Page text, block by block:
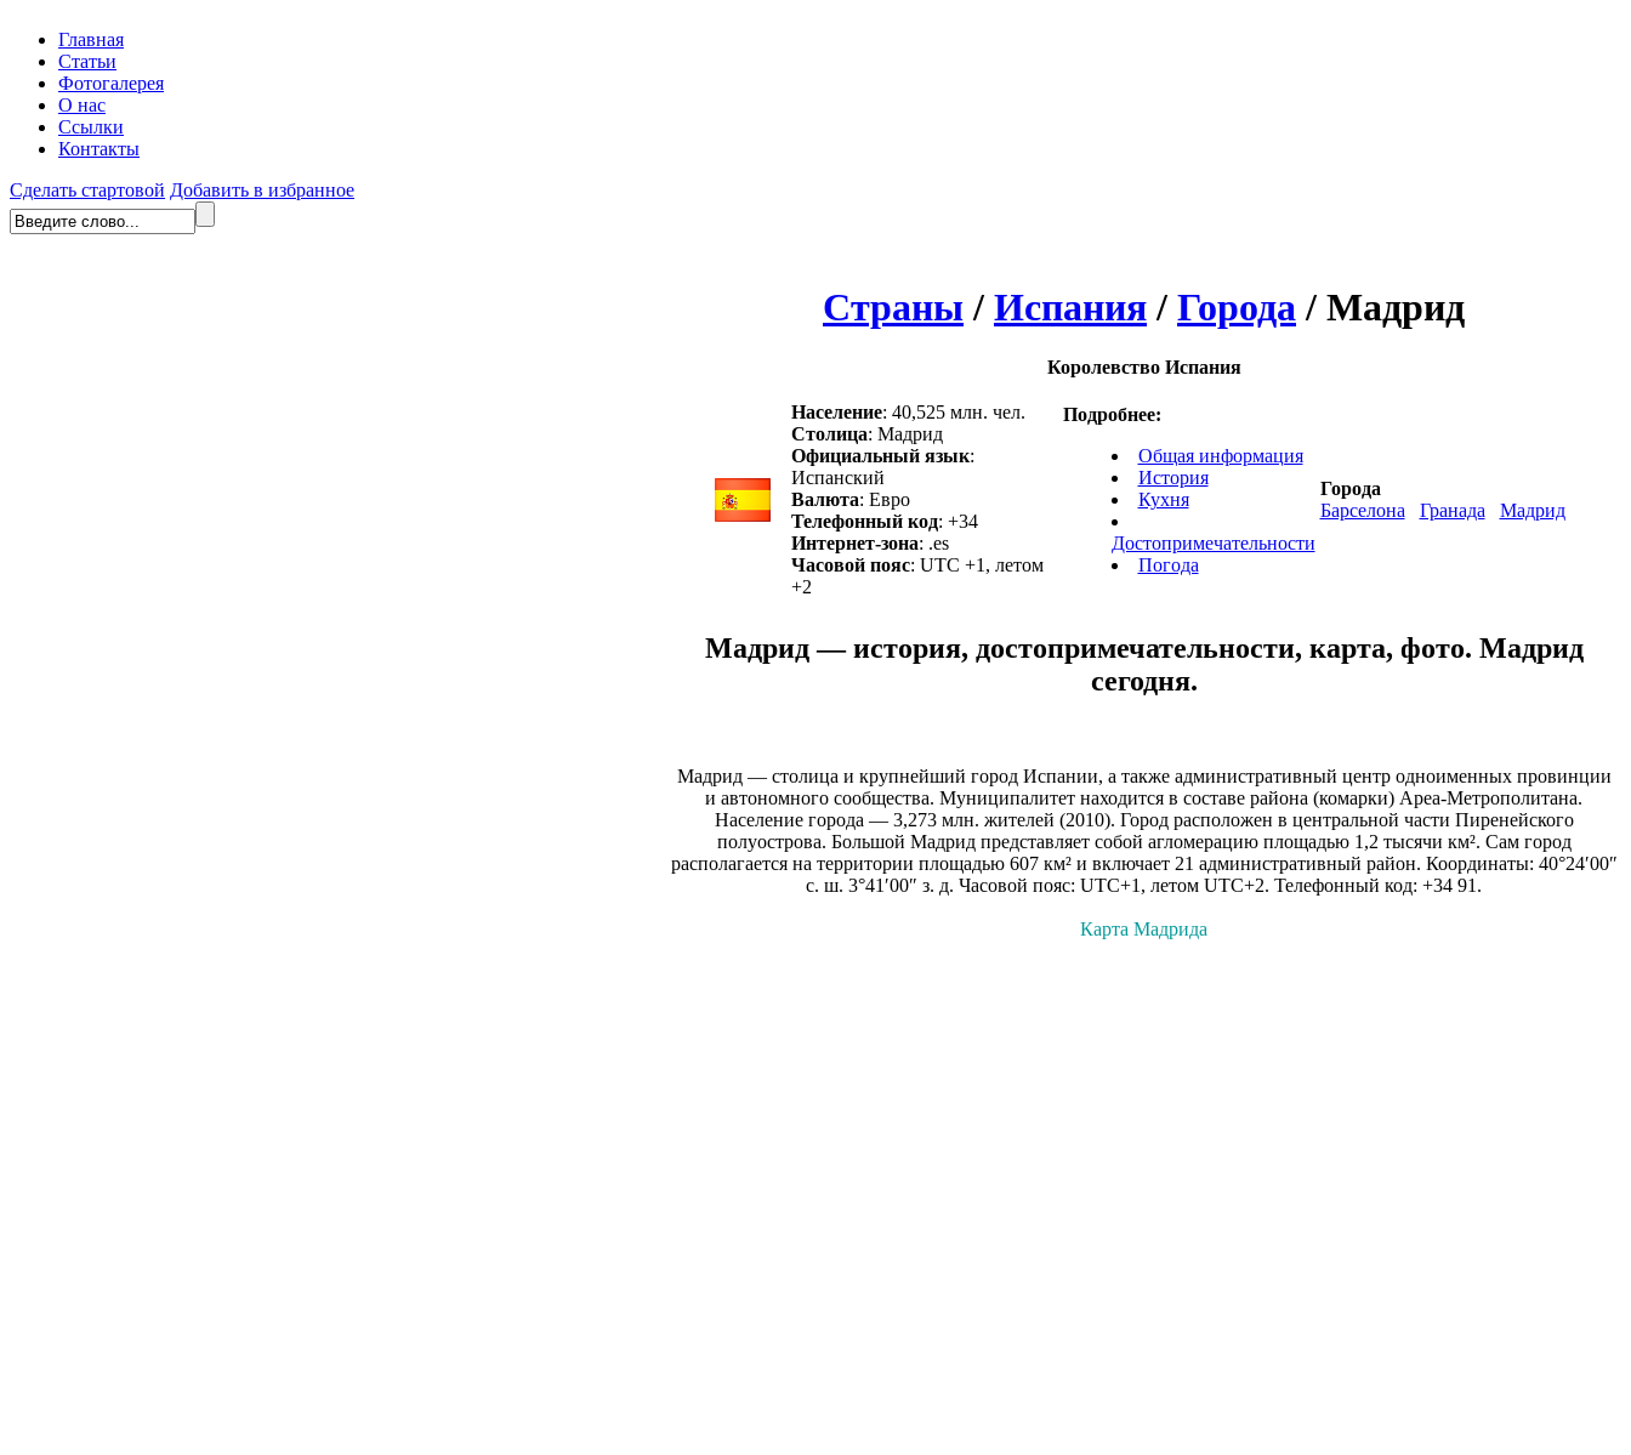
Главная
Статьи
Фотогалерея
О нас
Ссылки
Контакты
Сделать стартовой Добавить в избранное
Страны/ Испания/ Города/ Мадрид
Королевство Испания
Население: 40,525 млн. чел.
Столица: Мадрид
Официальный язык:
Испанский
Валюта: Евро
Телефонный код: +34
Интернет-зона: .es
Часовой пояс: UTC +1, летом
+2
Подробнее:
Общая информация
История
Кухня
Достопримечательности
Погода
Города
Барселона
Гранада Мадрид
Мадрид — история, достопримечательности, карта, фото. Мадрид
сегодня.
Мадрид — столица и крупнейший город Испании, а также административный центр одноименных провинции
и автономного сообщества. Муниципалитет находится в составе района (комарки) Ареа-Метрополитана.
Население города — 3,273 млн. жителей (2010). Город расположен в центральной части Пиренейского
полуострова. Большой Мадрид представляет собой агломерацию площадью 1,2 тысячи км². Сам город
располагается на территории площадью 607 км² и включает 21 административный район. Координаты: 40°24′00″
с. ш. 3°41′00″ з. д. Часовой пояс: UTC+1, летом UTC+2. Телефонный код: +34 91.
Карта Мадрида